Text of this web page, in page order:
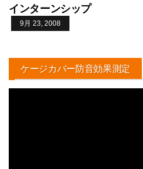
インターンシップ
9月 23, 2008
ケージカバー防音効果測定